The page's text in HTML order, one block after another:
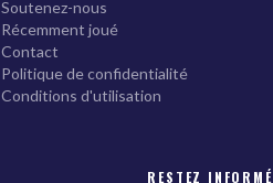
Soutenez-nous
Récemment joué
Contact
Politique de confidentialité
Conditions d'utilisation
RESTEZ INFORMÉ